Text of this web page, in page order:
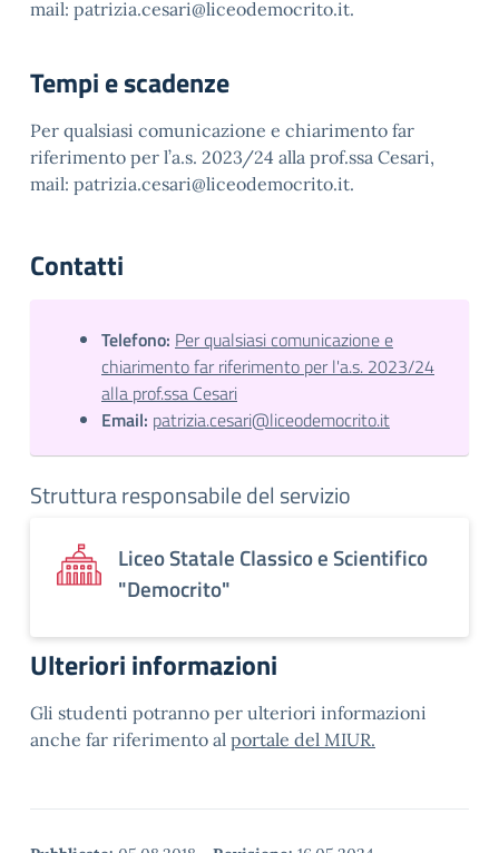
mail: patrizia.cesari@liceodemocrito.it.
Tempi e scadenze
Per qualsiasi comunicazione e chiarimento far
riferimento per l’a.s. 2023/24 alla prof.ssa Cesari,
mail: patrizia.cesari@liceodemocrito.it.
Contatti
Telefono: Per qualsiasi comunicazione e
chiarimento far riferimento per l'a.s. 2023/24
alla prof.ssa Cesari
Email: patrizia.cesari@liceodemocrito.it
Struttura responsabile del servizio
Liceo Statale Classico e Scientifico
"Democrito"
Ulteriori informazioni
Gli studenti potranno per ulteriori informazioni
anche far riferimento al portale del MIUR.